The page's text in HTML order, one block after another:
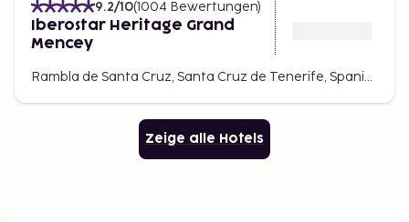
9.2/10(1004 Bewertungen)
Iberostar Heritage Grand
Mencey
Rambla de Santa Cruz, Santa Cruz de Tenerife, Spanien
Zeige alle Hotels